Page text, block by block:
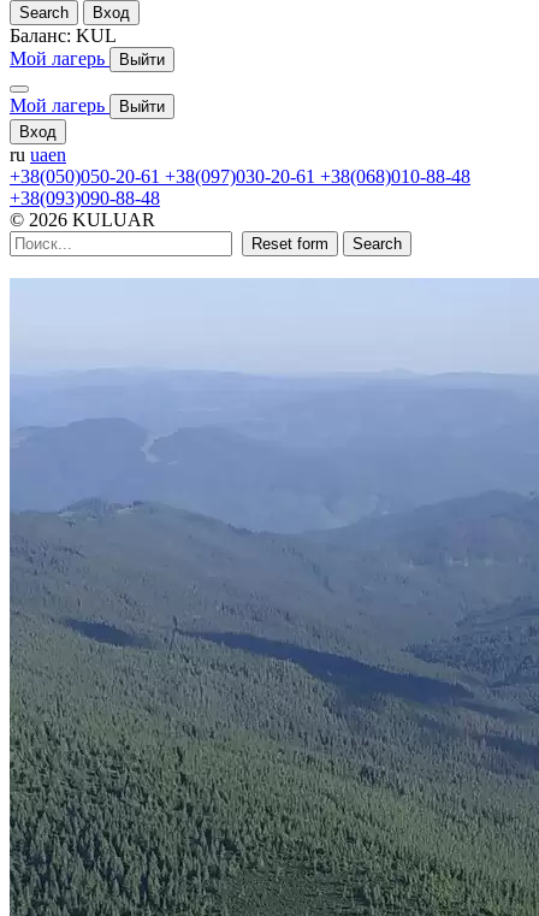
Search Вход
Баланс: KUL
Мой лагерь
Выйти
Мой лагерь
Выйти
Вход
ru uaen
+38(050)050-20-61 +38(097)030-20-61 +38(068)010-88-48
+38(093)090-88-48
© 2026 KULUAR
Reset form Search